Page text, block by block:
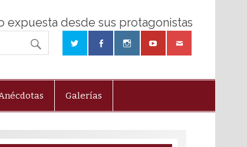
expuesta desde sus protagonistas
Galerías